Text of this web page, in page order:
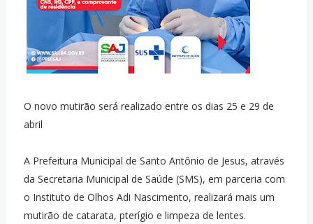
O novo mutirão será realizado entre os dias 25 e 29 de
abril
A Prefeitura Municipal de Santo Antônio de Jesus, através
da Secretaria Municipal de Saúde (SMS), em parceria com
o Instituto de Olhos Adi Nascimento, realizará mais um
mutirão de catarata, pterígio e limpeza de lentes.